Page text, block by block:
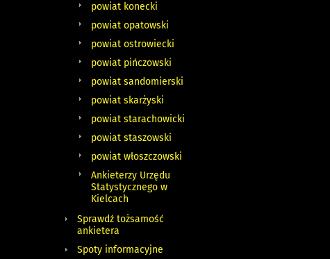
powiat konecki
powiat opatowski
powiat ostrowiecki
powiat pińczowski
powiat sandomierski
powiat skarżyski
powiat starachowicki
powiat staszowski
powiat włoszczowski
Ankieterzy Urzędu
Statystycznego w
Kielcach
Sprawdź tożsamość
ankietera
Spoty informacyjne